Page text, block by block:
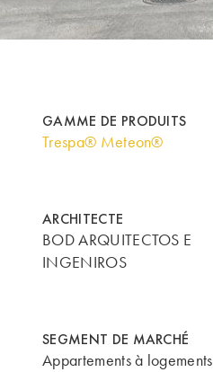
GAMME DE PRODUITS
Trespa® Meteon®
ARCHITECTE
BOD ARQUITECTOS E
INGENIROS
SEGMENT DE MARCHÉ
Appartements à logements